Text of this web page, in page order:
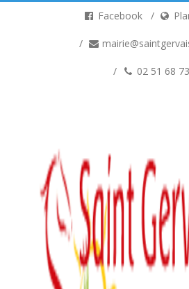
Facebook
02 51 68